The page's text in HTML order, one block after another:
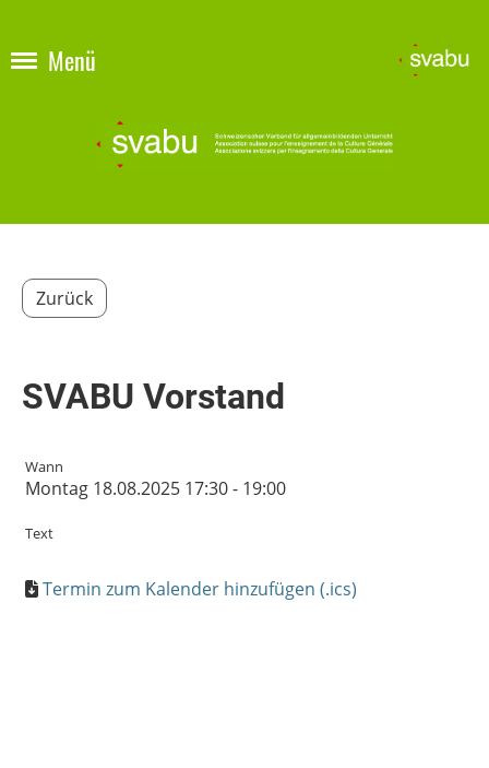
Menü
Zurück
SVABU Vorstand
Wann
Montag 18.08.2025 17:30 - 19:00
Text
Termin zum Kalender hinzufügen (.ics)